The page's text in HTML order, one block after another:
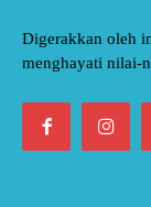
Digerakkan oleh
menghayati nilai-